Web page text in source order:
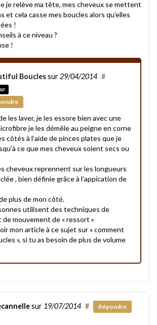
je relève ma tête, mes cheveux se mettent
et cela casse mes boucles alors qu’elles
!
à ce niveau ?
!
Bouclessur29/04/2014 #
les laver, je les essore bien avec une
je les démêle au peigne en corne
côtés à l’aide de pinces plates que je
ce que mes cheveux soient secs ou
cheveux reprennent sur les longueurs
, bien définie grâce à l’appication de
plus de mon côté.
utilisent des techniques de
de mouvement de « ressort »
mon article à ce sujet sur « comment
», si tu as besoin de plus de volume
sur 19/07/2014 # Répondre